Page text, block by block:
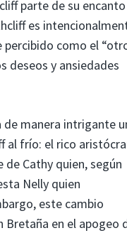
parte de su encanto
es
como el
deseos y ansiedades
manera intrigante
al frío: el rico
Cathy quien, según
Nelly quien
este cambio
Bretaña en el apogeo